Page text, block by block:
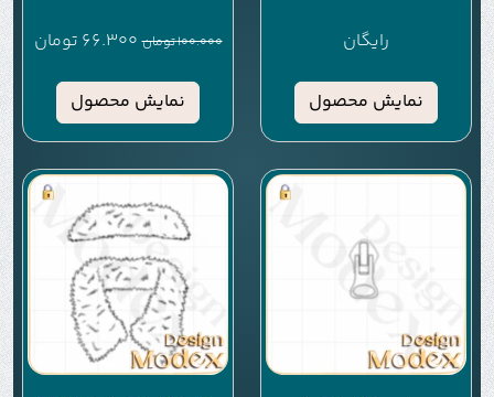
رایگان
نمایش محصول
100.000تومان 66.300 تومان
نمایش محصول